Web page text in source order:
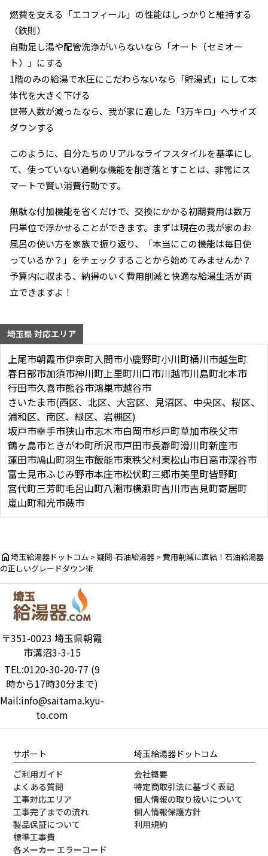
燃費を支える「エコフィール」の性能はしっかりと維持する
（鉄則）
自動足し湯や配管洗浄がいらないなら「オート（セミオー
ト）」にする
1階のみの給湯で水圧にこだわらないなら「貯湯式」にして本
体代を大きく下げる
世帯人数が減ったなら、我が家に適した「3万キロ」へサイズ
ダウンする
このように、自分たちのリアルなライフスタイルを基準にし
て、使っていない過剰な機能を削ぎ落とすことは、非常にス
マートで賢い消費行動です。
無駄な付加機能を省くだけで、交換にかかる初期費用は数万
円単位で浮かせることができます。まずは現在の我が家のお
風呂の使い方を家族で振り返り、「本当にこの機能は毎日使
っているか？」をチェックすることから始めてみませんか？
予算内に収まる、納得のいく費用削減と快適な給湯生活が両
立できますよ！
埼玉県 対応エリア
上尾市朝霞市伊奈町入間市小鹿野町小川町桶川市越生町
春日部市加須市神川町上里町川口市川越市川島町北本市
行田市久喜市熊谷市鴻巣市越谷市
さいたま市(西区、北区、大宮区、見沼区、中央区、桜区、
浦和区、南区、緑区、岩槻区)
坂戸市幸手市狭山市志木市白岡市杉戸町草加市秩父市
鶴ヶ島市ときがわ町所沢市戸田市長瀞町滑川町新座市
蓮田市鳩山町羽生市飯能市東秩父村東松山市日高市深谷市
富士見市ふじみ野市本庄市松伏町三郷市美里町皆野町
宮代町三芳町毛呂山町八潮市横瀬町吉川市吉見町寄居町
嵐山町和光市蕨市
home埼玉給湯器ドットコム > 疑問-石油給湯器 > 費用削減に直結！石油給湯器
の正しいグレードダウン術
〒351-0023 埼玉県朝霞
市溝沼3-3-15
TEL:0120-30-20-77 (9
時から17時30分まで)
Mail:info@saitama.kyu-
to.com
サポート
ご利用ガイド
よくある質問
工事対応エリア
工事完了までの流れ
製品保証について
標準工事費
各メーカー エラーコード
埼玉給湯器ドットコム
会社概要
特定商取引法に基づく表記
個人情報の取り扱いについて
個人情報保護方針
利用規約